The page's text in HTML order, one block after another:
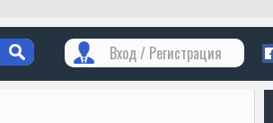
Вход / Регистрация